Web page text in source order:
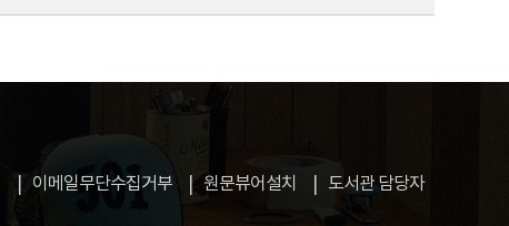
이메일무단수집거부 원문뷰어설치 도서관 담당자